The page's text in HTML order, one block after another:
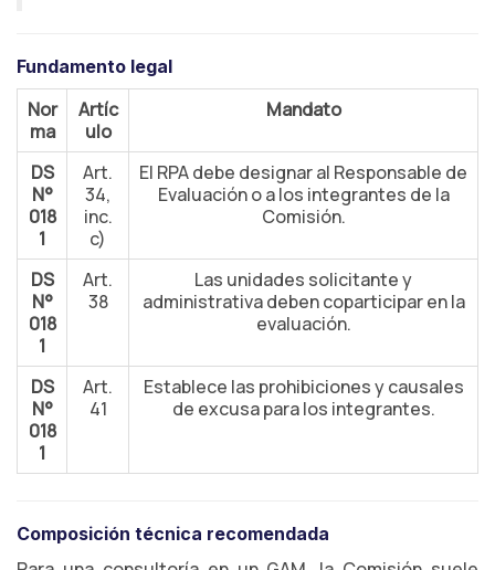
Fundamento legal
Nor
ma
Artíc
ulo
Mandato
DS
N°
018
1
Art.
34,
inc.
c)
El RPA debe designar al Responsable de
Evaluación o a los integrantes de la
Comisión.
DS
N°
018
1
Art.
38
Las unidades solicitante y
administrativa deben coparticipar en la
evaluación.
DS
N°
018
1
Art.
41
Establece las prohibiciones y causales
de excusa para los integrantes.
Composición técnica recomendada